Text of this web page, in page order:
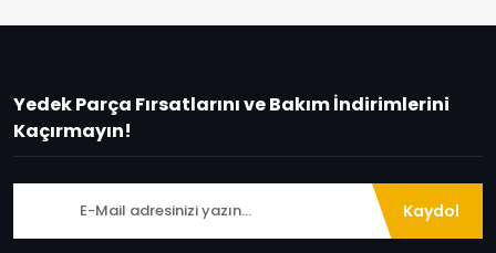
Yedek Parça Fırsatlarını ve Bakım İndirimlerini
Kaçırmayın!
Kaydol